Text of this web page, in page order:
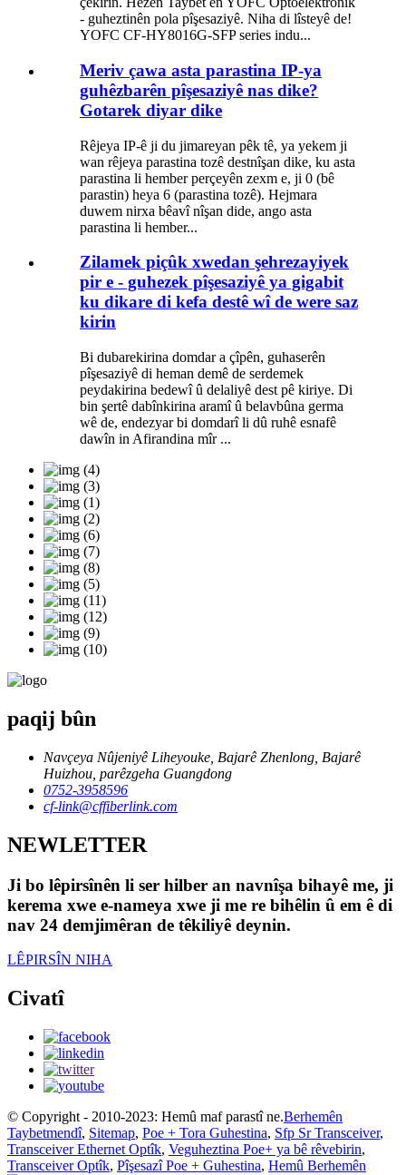
- guheztinên pola pîşesaziyê. Niha di lîsteyê de!
YOFC CF-HY8016G-SFP series indu...
Meriv çawa asta parastina IP-ya
guhêzbarên pîşesaziyê nas dike?
Gotarek diyar dike
Rêjeya IP-ê ji du jimareyan pêk tê, ya yekem ji
wan rêjeya parastina tozê destnîşan dike, ku asta
parastina li hember perçeyên zexm e, ji 0 (bê
parastin) heya 6 (parastina tozê). Hejmara
duwem nirxa bêavî nîşan dide, ango asta
parastina li hember...
Zilamek piçûk xwedan şehrezayiyek
pir e - guhezek pîşesaziyê ya gigabit
ku dikare di kefa destê wî de were saz
kirin
Bi dubarekirina domdar a çîpên, guhaserên
pîşesaziyê di heman demê de serdemek
peydakirina bedewî û delaliyê dest pê kiriye. Di
bin şertê dabînkirina aramî û belavbûna germa
wê de, endezyar bi domdarî li dû ruhê esnafê
dawîn in Afirandina mîr ...
paqij bûn
Navçeya Nûjeniyê Liheyouke, Bajarê Zhenlong, Bajarê
Huizhou, parêzgeha Guangdong
0752-3958596
cf-link@cffiberlink.com
NEWLETTER
Ji bo lêpirsînên li ser hilber an navnîşa bihayê me, ji
kerema xwe e-nameya xwe ji me re bihêlin û em ê di
nav 24 demjimêran de têkiliyê deynin.
LÊPIRSÎN NIHA
Civatî
© Copyright - 2010-2023: Hemû maf parastî ne.Berhemên
Taybetmendî, Sitemap, Poe + Tora Guhestina, Sfp Sr Transceiver,
Transceiver Ethernet Optîk, Veguheztina Poe+ ya bê rêvebirin,
Transceiver Optîk, Pîşesazî Poe + Guhestina, Hemû Berhemên